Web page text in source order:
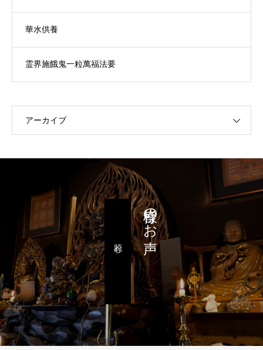
華水供養
霊界施餓鬼一粒萬福法要
アーカイブ
皆様のお声
読む